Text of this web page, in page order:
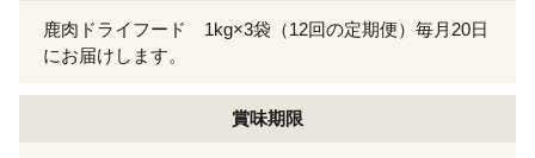
鹿肉ドライフード 1kg×3袋（12回の定期便）毎月20日
にお届けします。
賞味期限